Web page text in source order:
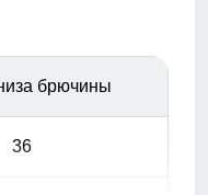
брючины
36